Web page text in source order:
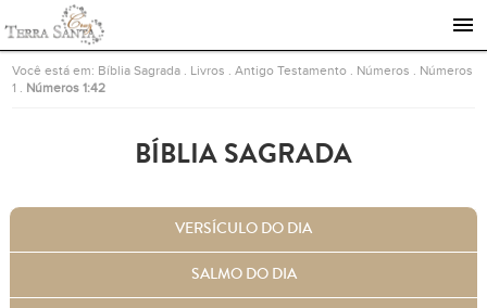
Ir para a página inicial
Você está em: Bíblia Sagrada Livros .Antigo Testamento Números
Números
1
Números 1:42
BÍBLIA SAGRADA
VERSÍCULO DO DIA
SALMO DO DIA